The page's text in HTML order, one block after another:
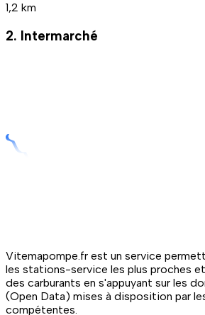
1,2 km
2. Intermarché
Vitemapompe.fr est un service
les stations-service les plus proches
des carburants en s'appuyant sur les
(Open Data) mises à disposition par
compétentes.